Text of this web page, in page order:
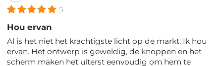
5
Hou ervan
Al is het niet het krachtigste licht op de markt. Ik hou
ervan. Het ontwerp is geweldig, de knoppen en het
scherm maken het uiterst eenvoudig om hem te